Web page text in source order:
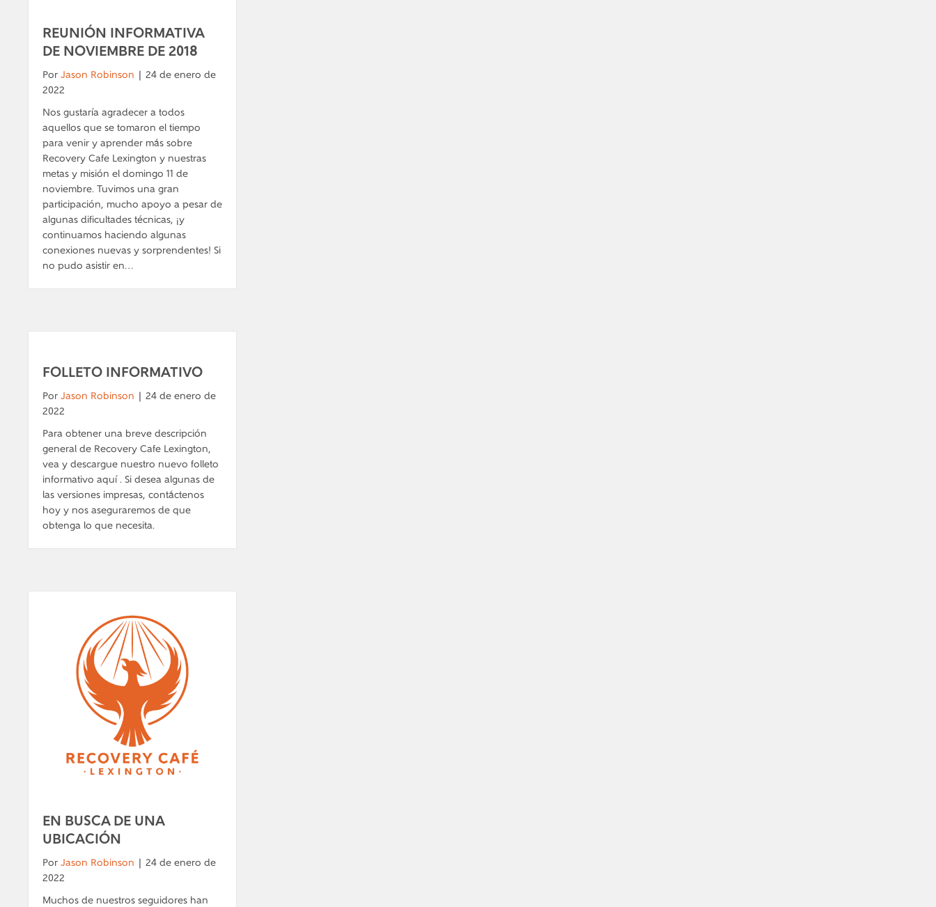
REUNIÓN INFORMATIVA
DE NOVIEMBRE DE 2018
Por Jason Robinson
24 de enero de
2022
Nos gustaría agradecer a todos
aquellos que se tomaron el tiempo
para venir y aprender más sobre
Recovery Cafe Lexington y nuestras
metas y misión el domingo 11 de
noviembre. Tuvimos una gran
participación, mucho apoyo a pesar de
algunas dificultades técnicas, ¡y
continuamos haciendo algunas
conexiones nuevas y sorprendentes! Si
no pudo asistir en…
FOLLETO INFORMATIVO
Por Jason Robinson
24 de enero de
2022
Para obtener una breve descripción
general de Recovery Cafe Lexington,
vea y descargue nuestro nuevo folleto
informativo aquí . Si desea algunas de
las versiones impresas, contáctenos
hoy y nos aseguraremos de que
obtenga lo que necesita.
EN BUSCA DE UNA
UBICACIÓN
Por Jason Robinson
24 de enero de
2022
Muchos de nuestros seguidores han